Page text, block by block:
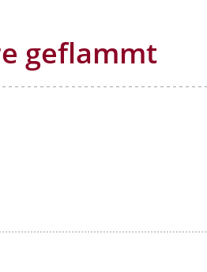
geflammt